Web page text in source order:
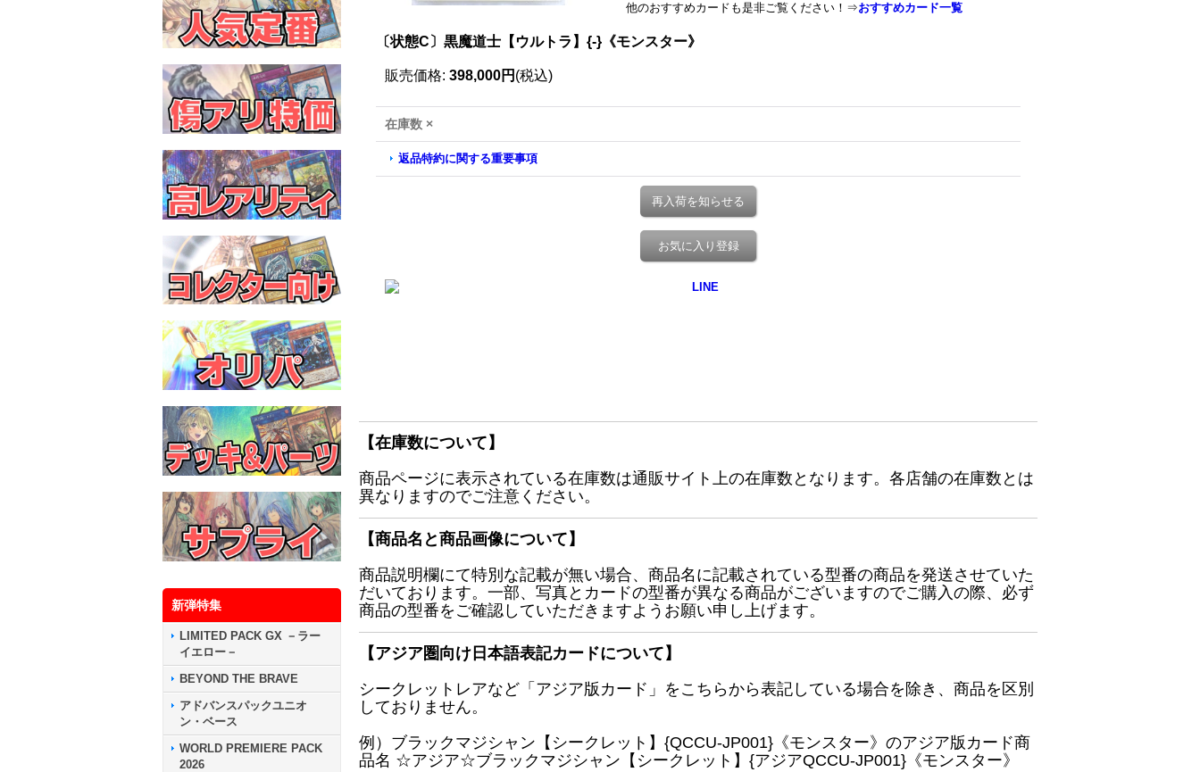
新弾特集
LIMITED PACK GX －ラー
イエロー－
BEYOND THE BRAVE
アドバンスパックユニオ
ン・ベース
WORLD PREMIERE PACK
2026
他のおすすめカードも是非ご覧ください！⇒おすすめカード一覧
〔状態C〕黒魔道士【ウルトラ】{-}《モンスター》
販売価格: 398,000円 (税込)
在庫数 ×
返品特約に関する重要事項
再入荷を知らせる
お気に入り登録
【在庫数について】
商品ページに表示されている在庫数は通販サイト上の在庫数となります。各店舗の在庫数とは
異なりますのでご注意ください。
【商品名と商品画像について】
商品説明欄にて特別な記載が無い場合、商品名に記載されている型番の商品を発送させていた
だいております。一部、写真とカードの型番が異なる商品がございますのでご購入の際、必ず
商品の型番をご確認していただきますようお願い申し上げます。
【アジア圏向け日本語表記カードについて】
シークレットレアなど「アジア版カード」をこちらから表記している場合を除き、商品を区別
しておりません。
例）ブラックマジシャン【シークレット】{QCCU-JP001}《モンスター》のアジア版カード商
品名 ☆アジア☆ブラックマジシャン【シークレット】{アジアQCCU-JP001}《モンスター》